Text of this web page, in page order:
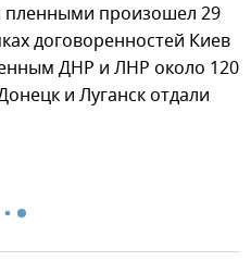
пленными произошел 29
договоренностей Киев
ДНР и ЛНР около 120
и Луганск отдали